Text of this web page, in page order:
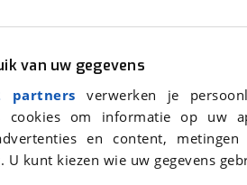
van uw gegevens
partners verwerken je
cookies om informatie op
en content,
kunt kiezen wie uw gegevens
en Privacyverklaring